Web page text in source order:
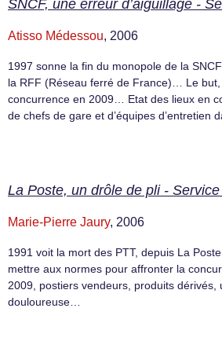
SNCF, une erreur d’aiguillage -
Atisso Médessou, 2006
1997 sonne la fin du monopole de la
la RFF (Réseau ferré de France)… Le
concurrence en 2009… Etat des lieux en
de chefs de gare et d’équipes d’entretien
La Poste, un drôle de pli -
Marie-Pierre Jaury, 2006
1991 voit la mort des PTT, depuis La
mettre aux normes pour affronter la
2009, postiers vendeurs, produits dérivés,
douloureuse…